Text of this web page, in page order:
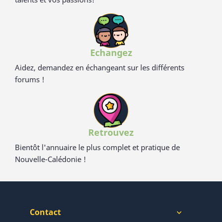
Echangez
Aidez, demandez en échangeant sur les différents
forums !
Retrouvez
Bientôt l'annuaire le plus complet et pratique de
Nouvelle-Calédonie !
Contact 